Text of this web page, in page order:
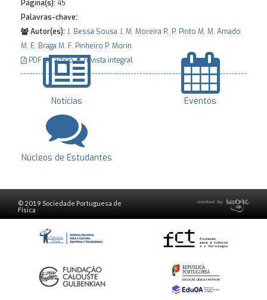
Página(s):45
Palavras-chave:
Autor(es):J. Bessa Sousa J. M. Moreira R. P. Pinto M. M. Amado
M. E. Braga M. F. Pinheiro P. Morin
PDF do artigo
revista integral
Notícias Eventos
Núcleos de Estudantes
© 2019 Sociedade Portuguesa de
Física